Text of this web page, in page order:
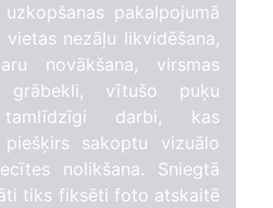
pakalpojumā
nezāļu likvidēšana,
novākšana, virsmas
grābekli, vītušo puķu
darbi, kas
sakoptu vizuālo
nolikšana. Sniegtā
tiks fiksēti foto atskaitē